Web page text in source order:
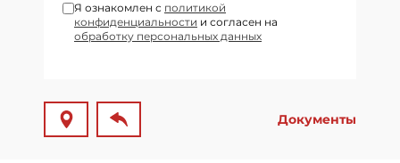
Я ознакомлен с политикой
конфиденциальности и согласен на
обработку персональных данных
Документы